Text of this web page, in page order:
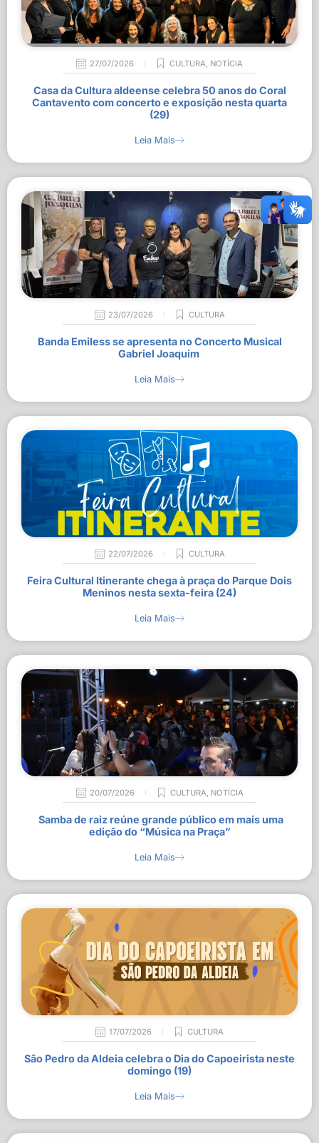
27/07/2026 CULTURA, NOTÍCIA
Casa da Cultura aldeense celebra 50 anos do Coral
Cantavento com concerto e exposição nesta quarta
(29)
Leia Mais
23/07/2026 CULTURA
Banda Emiless se apresenta no Concerto Musical
Gabriel Joaquim
Leia Mais
22/07/2026 CULTURA
Feira Cultural Itinerante chega à praça do Parque Dois
Meninos nesta sexta-feira (24)
Leia Mais
20/07/2026 CULTURA, NOTÍCIA
Samba de raiz reúne grande público em mais uma
edição do “Música na Praça”
Leia Mais
17/07/2026 CULTURA
São Pedro da Aldeia celebra o Dia do Capoeirista neste
domingo (19)
Leia Mais